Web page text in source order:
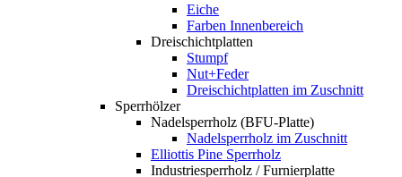
Eiche
Farben Innenbereich
Dreischichtplatten
Stumpf
Nut+Feder
Dreischichtplatten im Zuschnitt
Sperrhölzer
Nadelsperrholz (BFU-Platte)
Nadelsperrholz im Zuschnitt
Elliottis Pine Sperrholz
Industriesperrholz / Furnierplatte